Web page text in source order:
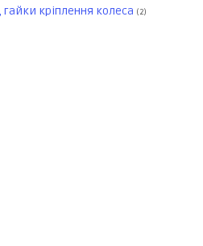
кріплення колеса (2)